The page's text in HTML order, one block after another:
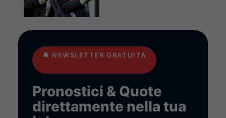
🔔 NEWSLETTER GRATUITA
Pronostici & Quote
direttamente nella tua